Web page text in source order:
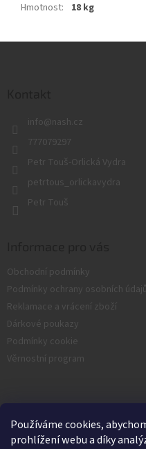
Používáme cookies,
prohlížení webu a díky
Hmotnost: 18 kg
info@nash.cz
777079297
Petr Touš-Orlická Vydra
petrtous_orlickavydra
Petr Touš
Obchodní podmínky
Podmínky ochrany osobních údajů
Reklamace a vrácení zboží
Dárkové poukazy
Podmínky cookie
Věrnostní program
Nash.cz